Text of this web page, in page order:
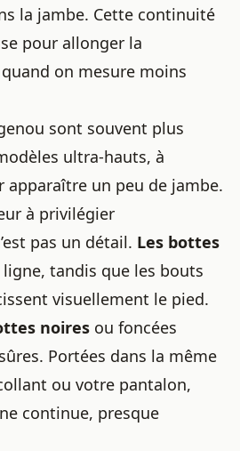
la jambe. Cette continuité
pour allonger la
on mesure moins
sont souvent plus
ultra-hauts, à
apparaître un peu de jambe.
à privilégier
pas un détail. Les bottes
tandis que les bouts
visuellement le pied.
noires ou foncées
Portées dans la même
ou votre pantalon,
continue, presque